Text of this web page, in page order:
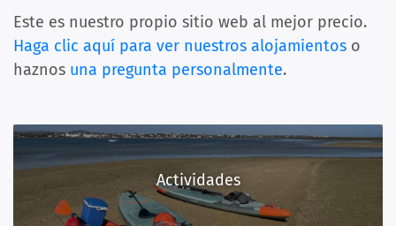
Este es nuestro propio sitio web al mejor precio.
Haga clic aquí para ver nuestros alojamientos o
haznos una pregunta personalmente.
Actividades